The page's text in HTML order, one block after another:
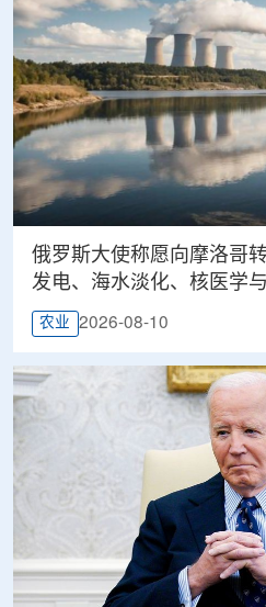
俄罗斯大使称愿向摩洛哥
发电、海水淡化、核医学
农业 2026-08-10